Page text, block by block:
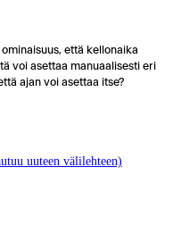
että kellonaika
voi asettaa manuaalisesti eri
ajan voi asettaa itse?
uuteen välilehteen)